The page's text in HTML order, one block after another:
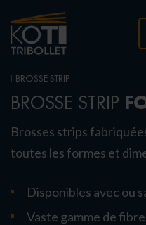
BROSSE STRIP
BROSSE STRIP
Brosses strips
toutes les formes et
Disponibles avec ou
Vaste gamme de